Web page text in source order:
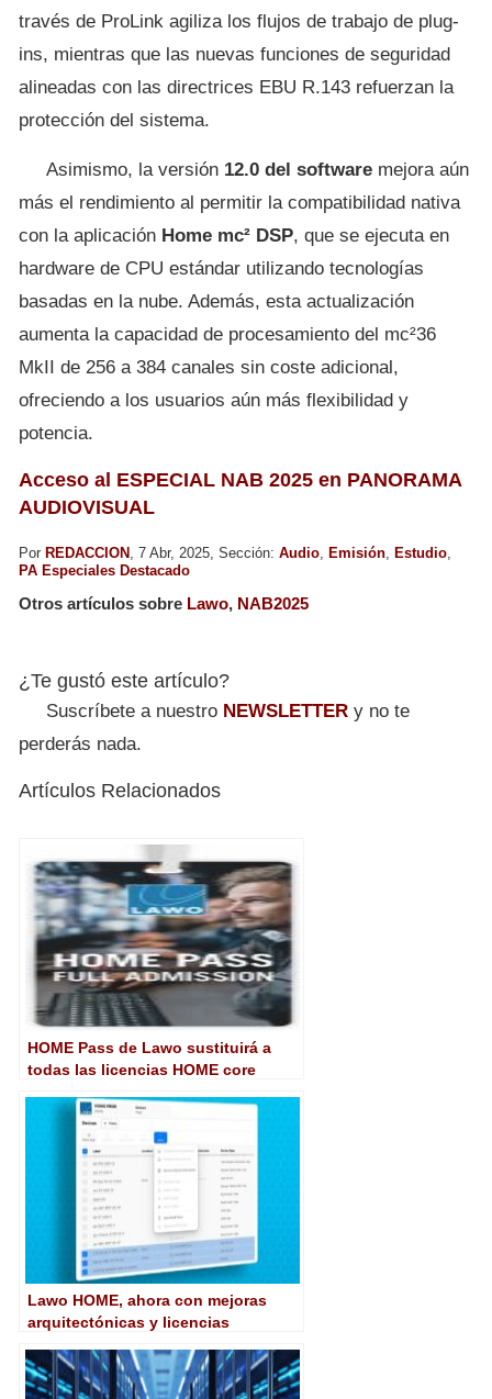
través de ProLink agiliza los flujos de trabajo de plug-
ins, mientras que las nuevas funciones de seguridad
alineadas con las directrices EBU R.143 refuerzan la
protección del sistema.
Asimismo, la versión 12.0 del software mejora aún
más el rendimiento al permitir la compatibilidad nativa
con la aplicación Home mc² DSP, que se ejecuta en
hardware de CPU estándar utilizando tecnologías
basadas en la nube. Además, esta actualización
aumenta la capacidad de procesamiento del mc²36
MkII de 256 a 384 canales sin coste adicional,
ofreciendo a los usuarios aún más flexibilidad y
potencia.
Acceso al ESPECIAL NAB 2025 en PANORAMA
AUDIOVISUAL
Por REDACCION , 7 Abr, 2025, Sección: Audio Emisión Estudio
PA Especiales Destacado
Otros artículos sobre Lawo, NAB2025
¿Te gustó este artículo?
Suscríbete a nuestro NEWSLETTER y no te
perderás nada.
Artículos Relacionados
HOME Pass de Lawo sustituirá a
todas las licencias HOME core
Lawo HOME, ahora con mejoras
arquitectónicas y licencias